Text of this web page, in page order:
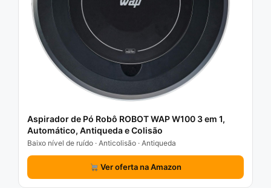
Aspirador de Pó Robô ROBOT WAP W100 3 em 1,
Automático, Antiqueda e Colisão
Baixo nível de ruído · Anticolisão · Antiqueda
Ver oferta na Amazon